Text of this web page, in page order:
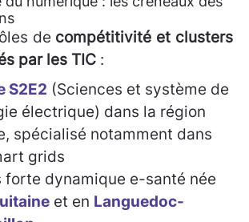
de compétitivité et clusters
par les TIC :
S2E2 (Sciences et système de
électrique) dans la région
spécialisé notamment dans
grids
forte dynamique e-santé née
et en Languedoc-